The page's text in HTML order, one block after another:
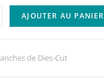
AJOUTER AU PANIER
de Dies-Cut